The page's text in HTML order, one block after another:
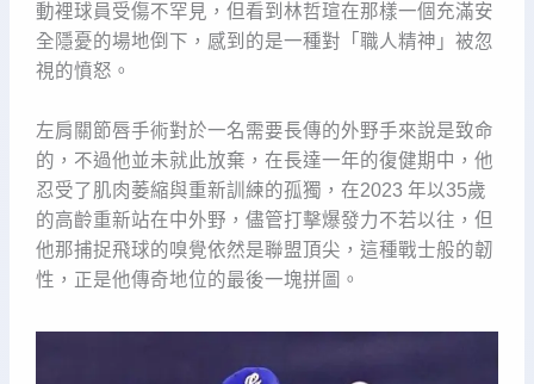
動裡球員受傷不罕見，但看到林哲瑄在那樣一個充滿安
全隱憂的場地倒下，感到的是一種對「職人精神」被忽
視的憤怒。
左肩關節唇手術對於一名需要長傳的外野手來說是致命
的，不過他並未就此放棄，在長達一年的復健期中，他
忍受了肌肉萎縮與重新訓練的孤獨，在2023 年以35歲
的高齡重新站在中外野，儘管打擊爆發力不若以往，但
他那捕捉飛球的嗅覺依然是聯盟頂尖，這種戰士般的韌
性，正是他傳奇地位的最後一塊拼圖。